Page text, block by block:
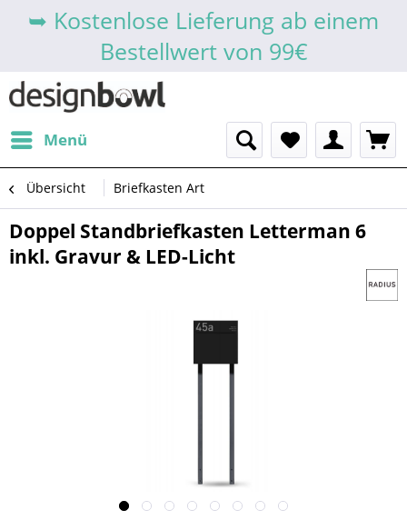
➥ Kostenlose Lieferung ab einem
Bestellwert von 99€
Menü
Übersicht Briefkasten Art
Doppel Standbriefkasten Letterman 6
inkl. Gravur & LED-Licht